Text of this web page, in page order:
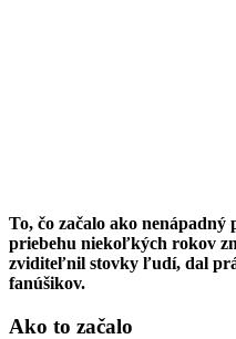
To, čo začalo ako
priebehu niekoľkých rokov
zviditeľnil stovky ľudí, dal
fanúšikov.
Ako to začalo